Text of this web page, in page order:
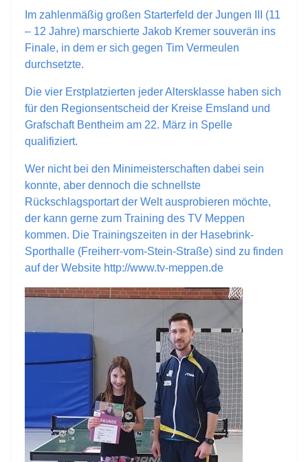
Im zahlenmäßig großen Starterfeld der Jungen III (11
– 12 Jahre) marschierte Jakob Kremer souverän ins
Finale, in dem er sich gegen Tim Vermeulen
durchsetzte.
Die vier Erstplatzierten jeder Altersklasse haben sich
für den Regionsentscheid der Kreise Emsland und
Grafschaft Bentheim am 22. März in Spelle
qualifiziert.
Wer nicht bei den Minimeisterschaften dabei sein
konnte, aber dennoch die schnellste
Rückschlagsportart der Welt ausprobieren möchte,
der kann gerne zum Training des TV Meppen
kommen. Die Trainingszeiten in der Hasebrink-
Sporthalle (Freiherr-vom-Stein-Straße) sind zu finden
auf der Website http://www.tv-meppen.de